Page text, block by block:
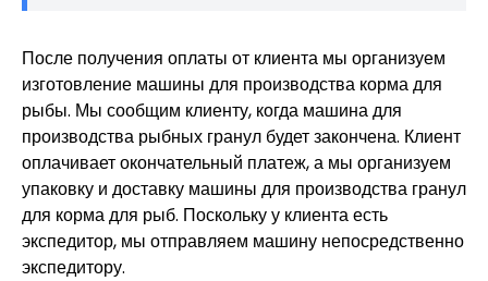
После получения оплаты от клиента мы организуем
изготовление машины для производства корма для
рыбы. Мы сообщим клиенту, когда машина для
производства рыбных гранул будет закончена. Клиент
оплачивает окончательный платеж, а мы организуем
упаковку и доставку машины для производства гранул
для корма для рыб. Поскольку у клиента есть
экспедитор, мы отправляем машину непосредственно
экспедитору.